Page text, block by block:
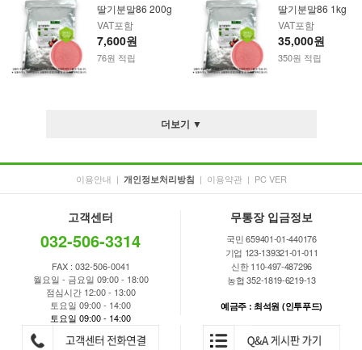
딸기분말86 200g
VAT포함
7,600원
76원 적립
딸기분말86 1kg
VAT포함
35,000원
350원 적립
더보기 ▼
이용안내 | 개인정보처리방침 | 이용약관 | PC VER
고객센터
032-506-3314
FAX : 032-506-0041
월요일 - 금요일 09:00 - 18:00
점심시간 12:00 - 13:00
토요일 09:00 - 14:00
토요일 09:00 - 14:00
무통장 입금정보
국민 659401-01-440176
기업 123-139321-01-011
신한 110-497-487296
농협 352-1819-6219-13
예금주 : 최석원 (인투푸드)